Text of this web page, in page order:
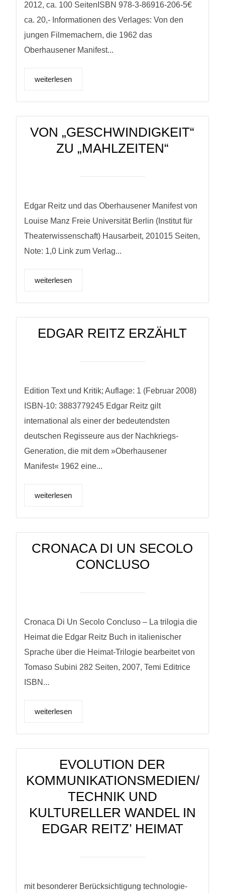
2012, ca. 100 SeitenISBN 978-3-86916-206-5€
ca. 20,- Informationen des Verlages: Von den
jungen Filmemachern, die 1962 das
Oberhausener Manifest...
weiterlesen
VON „GESCHWINDIGKEIT“
ZU „MAHLZEITEN“
Edgar Reitz und das Oberhausener Manifest von
Louise Manz Freie Universität Berlin (Institut für
Theaterwissenschaft) Hausarbeit, 201015 Seiten,
Note: 1,0 Link zum Verlag...
weiterlesen
EDGAR REITZ ERZÄHLT
Edition Text und Kritik; Auflage: 1 (Februar 2008)
ISBN-10: 3883779245 Edgar Reitz gilt
international als einer der bedeutendsten
deutschen Regisseure aus der Nachkriegs-
Generation, die mit dem »Oberhausener
Manifest« 1962 eine...
weiterlesen
CRONACA DI UN SECOLO
CONCLUSO
Cronaca Di Un Secolo Concluso – La trilogia die
Heimat die Edgar Reitz Buch in italienischer
Sprache über die Heimat-Trilogie bearbeitet von
Tomaso Subini 282 Seiten, 2007, Temi Editrice
ISBN...
weiterlesen
EVOLUTION DER
KOMMUNIKATIONSMEDIEN/
TECHNIK UND
KULTURELLER WANDEL IN
EDGAR REITZ’ HEIMAT
mit besonderer Berücksichtigung technologie-